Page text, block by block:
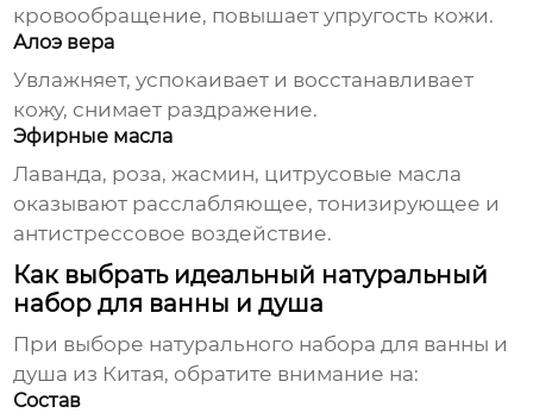
кровообращение, повышает упругость кожи.
Алоэ вера
Увлажняет, успокаивает и восстанавливает
кожу, снимает раздражение.
Эфирные масла
Лаванда, роза, жасмин, цитрусовые масла
оказывают расслабляющее, тонизирующее и
антистрессовое воздействие.
Как выбрать идеальный натуральный
набор для ванны и душа
При выборе натурального набора для ванны и
душа из Китая, обратите внимание на:
Состав